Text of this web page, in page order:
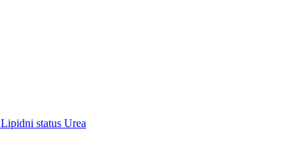
Lipidni status Urea